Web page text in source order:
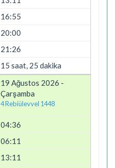
16:55
20:00
21:26
15 saat, 25 dakika
19 Ağustos 2026 -
Çarşamba
4 Rebiülevvel 1448
04:36
06:11
13:11